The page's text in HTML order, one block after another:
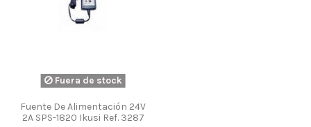
Fuera de stock
Fuente De Alimentación 24V
2A SPS-1820 Ikusi Ref. 3287